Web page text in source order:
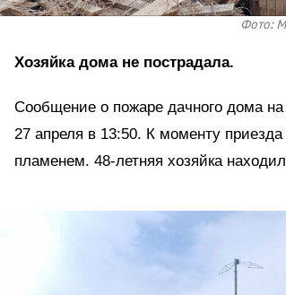
Фото:
Хозяйка дома не пострадала.
Сообщение о пожаре дачного дома
27 апреля в 13:50. К моменту
пламенем. 48-летняя хозяйка